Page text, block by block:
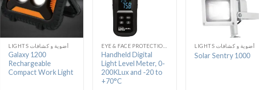
LIGHTS أضوية و كشافات
Galaxy 1200
Rechargeable
Compact Work Light
Handheld Digital
Light Level Meter, 0-
200KLux and -20 to
+70°C
LIGHTS أضوية و كشافات
Solar Sentry 1000